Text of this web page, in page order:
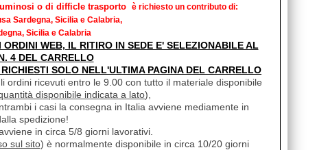
o di difficle trasporto è richiesto un contributo di:
Sardegna, Sicilia e Calabria,
Sicilia e Calabria
WEB, IL RITIRO IN SEDE E' SELEZIONABILE AL
4 DEL CARRELLO
SOLO NELL'ULTIMA PAGINA DEL CARRELLO
ordini ricevuti entro le 9.00 con tutto il materiale disponibile
disponibile indicata a lato),
i casi la consegna in Italia avviene mediamente in
spedizione!
in circa 5/8 giorni lavorativi.
sul sito) è normalmente disponibile in circa 10/20 giorni